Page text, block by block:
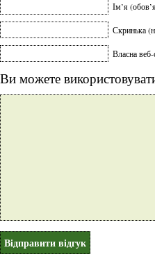
Ім’я
Скринька
Власна веб-
Ви можете